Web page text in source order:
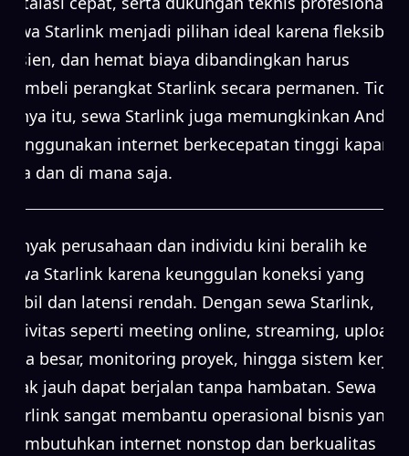
Sewa Starlink menjadi pilihan ideal karena fleksibel,
efisien, dan hemat biaya dibandingkan harus
membeli perangkat Starlink secara permanen. Tidak
hanya itu, sewa Starlink juga memungkinkan Anda
menggunakan internet berkecepatan tinggi kapan
saja dan di mana saja.
Banyak perusahaan dan individu kini beralih ke
sewa Starlink karena keunggulan koneksi yang
stabil dan latensi rendah. Dengan sewa Starlink,
aktivitas seperti meeting online, streaming, upload
data besar, monitoring proyek, hingga sistem kerja
jarak jauh dapat berjalan tanpa hambatan. Sewa
Starlink sangat membantu operasional bisnis yang
membutuhkan internet nonstop dan berkualitas